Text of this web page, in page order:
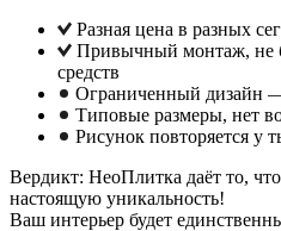
Разная цена в разных
Привычный монтаж, не
средств
Ограниченный дизайн —
Типовые размеры, нет
Рисунок повторяется у
Вердикт: НеоПлитка даёт то,
настоящую уникальность!
Ваш интерьер будет